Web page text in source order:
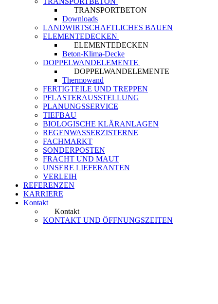
TRANSPORTBETON
Downloads
LANDWIRTSCHAFTLICHES BAUEN
ELEMENTEDECKEN
ELEMENTEDECKEN
Beton-Klima-Decke
DOPPELWANDELEMENTE
DOPPELWANDELEMENTE
Thermowand
FERTIGTEILE UND TREPPEN
PFLASTERAUSSTELLUNG
PLANUNGSSERVICE
TIEFBAU
BIOLOGISCHE KLÄRANLAGEN
REGENWASSERZISTERNE
FACHMARKT
SONDERPOSTEN
FRACHT UND MAUT
UNSERE LIEFERANTEN
VERLEIH
REFERENZEN
KARRIERE
Kontakt
Kontakt
KONTAKT UND ÖFFNUNGSZEITEN